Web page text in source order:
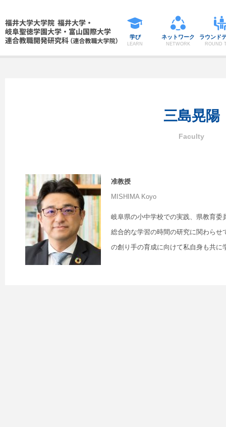
学び
LEARN
ネットワーク
NETWORK
ラウンド
ROUND
三島晃陽
准教授
MISHIMA Koyo
岐阜県の小中学校での実践、県教育
総合的な学習の時間の研究に関わら
の創り手の育成に向けて私自身も共